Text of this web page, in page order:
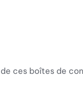
ces boîtes de